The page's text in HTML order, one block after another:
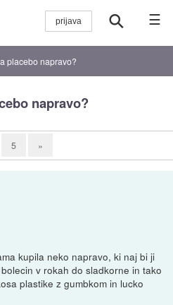
☰
placebo napravo?
napravo?
5 »
kupila neko napravo, ki naj bi ji
v rokah do sladkorne in tako
plastike z gumbkom in lucko